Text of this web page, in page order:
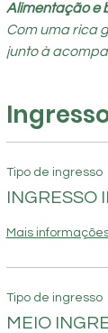
Alimentação e
Com uma rica
junto à
Tipo de ingresso
INGRESSO
Mais
Tipo de ingresso
MEIO